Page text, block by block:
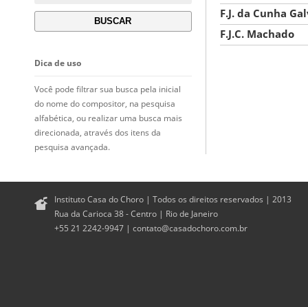
Dica de uso
Você pode filtrar sua busca pela inicial
do nome do compositor, na pesquisa
alfabética, ou realizar uma busca mais
direcionada, através dos itens da
pesquisa avançada.
F.J. da Cunha
F.J.C. Machado
Instituto Casa do Choro | Todos os direitos reservados | 2013
Rua da Carioca 38 - Centro | Rio de Janeiro
+55 21 2242-9947 | contato@casadochoro.com.br